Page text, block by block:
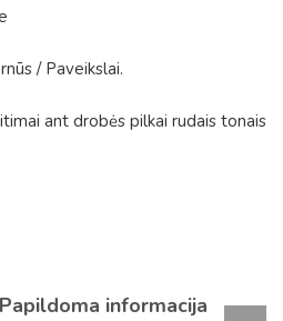
/ Paveikslai.
ant drobės pilkai rudais tonais
Papildoma informacija